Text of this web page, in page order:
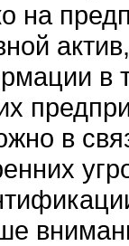
на
в
в